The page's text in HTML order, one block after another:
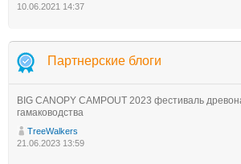
10.06.2021 14:37
Партнерские блоги
BIG CANOPY CAMPOUT 2023 фестиваль
гамаководства
TreeWalkers
21.06.2023 13:59